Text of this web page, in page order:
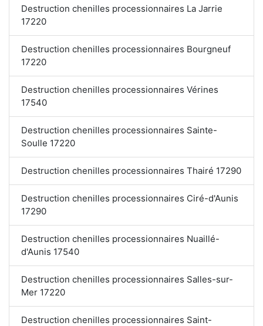
Destruction chenilles processionnaires La Jarrie
17220
Destruction chenilles processionnaires Bourgneuf
17220
Destruction chenilles processionnaires Vérines
17540
Destruction chenilles processionnaires Sainte-
Soulle 17220
Destruction chenilles processionnaires Thairé 17290
Destruction chenilles processionnaires Ciré-d'Aunis
17290
Destruction chenilles processionnaires Nuaillé-
d'Aunis 17540
Destruction chenilles processionnaires Salles-sur-
Mer 17220
Destruction chenilles processionnaires Saint-